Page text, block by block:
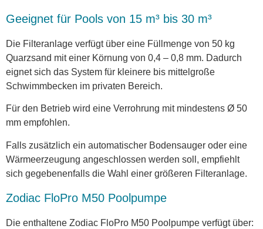
Geeignet für Pools von 15 m³ bis 30 m³
Die Filteranlage verfügt über eine Füllmenge von 50 kg
Quarzsand mit einer Körnung von 0,4 – 0,8 mm. Dadurch
eignet sich das System für kleinere bis mittelgroße
Schwimmbecken im privaten Bereich.
Für den Betrieb wird eine Verrohrung mit mindestens Ø 50
mm empfohlen.
Falls zusätzlich ein automatischer Bodensauger oder eine
Wärmeerzeugung angeschlossen werden soll, empfiehlt
sich gegebenenfalls die Wahl einer größeren Filteranlage.
Zodiac FloPro M50 Poolpumpe
Die enthaltene Zodiac FloPro M50 Poolpumpe verfügt über: